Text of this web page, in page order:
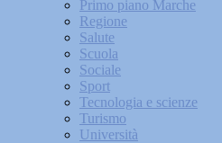
Primo piano Marche
Regione
Salute
Scuola
Sociale
Sport
Tecnologia e scienze
Turismo
Università